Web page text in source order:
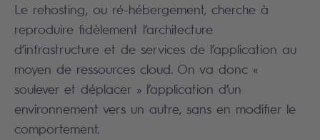
Le rehosting, ou ré-hébergement, cherche à
reproduire fidèlement l’architecture
d’infrastructure et de services de l’application au
moyen de ressources cloud. On va donc «
soulever et déplacer » l’application d’un
environnement vers un autre, sans en modifier le
comportement.